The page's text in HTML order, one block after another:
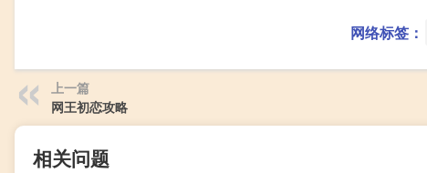
网络标签：
上一篇
网王初恋攻略
相关问题